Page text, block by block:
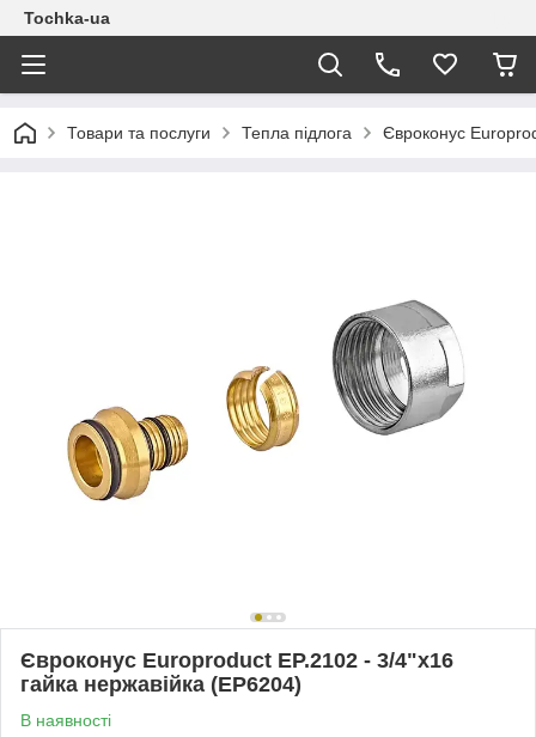
Tochka-ua
Товари та послуги Тепла підлога Євроконус
Євроконус Europroduct EP.2102 - 3/4"x16
гайка нержавійка (EP6204)
В наявності